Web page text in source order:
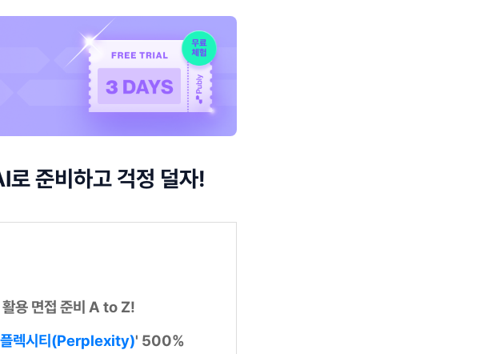
로 준비하고 걱정 덜자!
용 면접 준비 A to Z!
렉시티(Perplexity)' 500%